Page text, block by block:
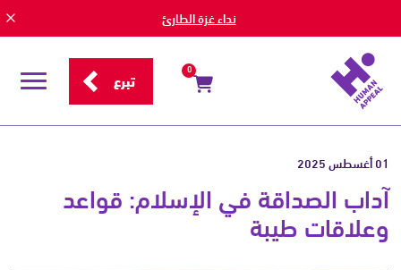
نداء غزة الطارئ
0 تبرع
قائمة
01 أغسطس 2025
آداب الصداقة في الإسلام: قواعد
وعلاقات طيبة